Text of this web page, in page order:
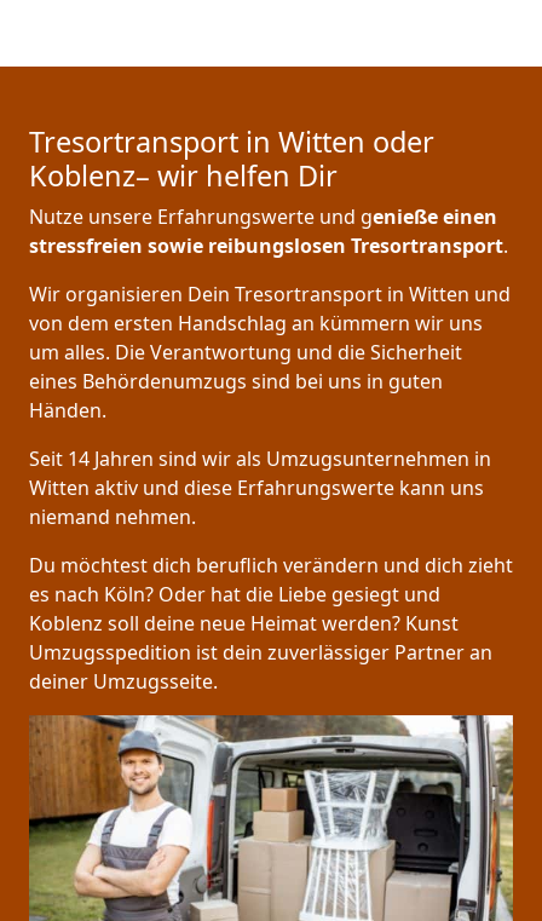
Tresortransport in Witten oder
Koblenz– wir helfen Dir
Nutze unsere Erfahrungswerte und genieße einen
stressfreien sowie reibungslosen Tresortransport.
Wir organisieren Dein Tresortransport in Witten und
von dem ersten Handschlag an kümmern wir uns
um alles. Die Verantwortung und die Sicherheit
eines Behördenumzugs sind bei uns in guten
Händen.
Seit 14 Jahren sind wir als Umzugsunternehmen in
Witten aktiv und diese Erfahrungswerte kann uns
niemand nehmen.
Du möchtest dich beruflich verändern und dich zieht
es nach Köln? Oder hat die Liebe gesiegt und
Koblenz soll deine neue Heimat werden? Kunst
Umzugsspedition ist dein zuverlässiger Partner an
deiner Umzugsseite.